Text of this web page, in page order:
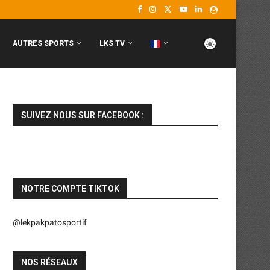
AUTRES SPORTS LKS TV
SUIVEZ NOUS SUR FACEBOOK :
NOTRE COMPTE TIKTOK
@lekpakpatosportif
NOS RÉSEAUX